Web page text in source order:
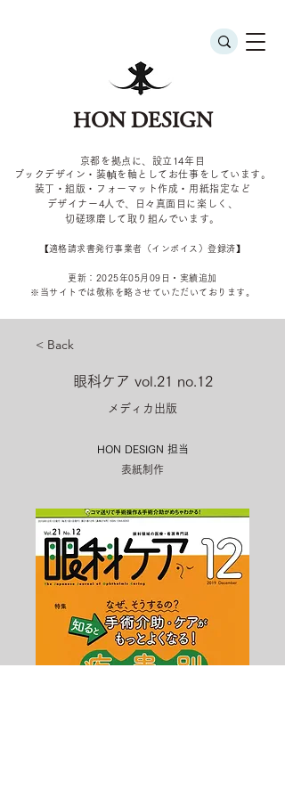
HON DESIGN
京都を拠点に、設立14年目
ブックデザイン・装幀を軸としてお仕事をしています。
装丁・組版・フォーマット作成・用紙指定など
デザイナー4 人で、日々真面目に楽しく、
切磋琢磨して取り組んでいます。
​【適格請求書発行事業者（インボイス）登録済】
更新：2025年05 月09 日・実績追加
​※当サイトでは敬称を 略させていただいております。
< Back
眼科ケア vol.21 no.12
メディカ出版
HON DESIGN​ 担当
表紙制作